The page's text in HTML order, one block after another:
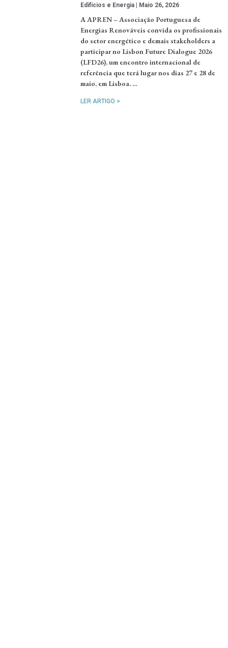
Edifícios e Energia Maio 26, 2026
A APREN – Associação Portuguesa de
Energias Renováveis convida os profissionais
do setor energético e demais stakeholders a
participar no Lisbon Future Dialogue 2026
(LFD26), um encontro internacional de
referência que terá lugar nos dias 27 e 28 de
maio, em Lisboa. …
LER ARTIGO >